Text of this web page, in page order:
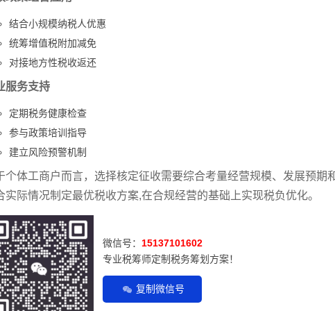
结合小规模纳税人优惠
统筹增值税附加减免
对接地方性税收返还
服务支持
定期税务健康检查
参与政策培训指导
建立风险预警机制
个体工商户而言，选择核定征收需要综合考量经营规模、发展预期
实际情况制定最优税收方案,在合规经营的基础上实现税负优化。
微信号： 15137101602
专业税筹师定制税务筹划方案！
复制微信号